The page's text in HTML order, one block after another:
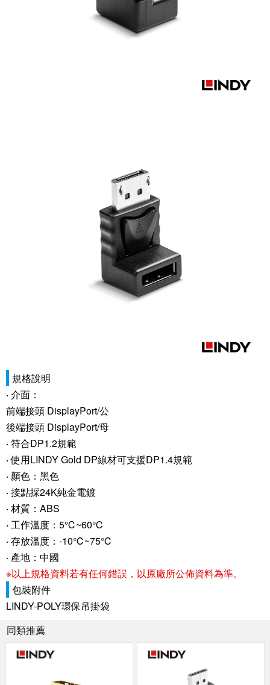
規格說明
‧ 介面：
前端接頭 DisplayPort/公
後端接頭 DisplayPort/母
‧ 符合DP1.2規範
‧ 使用LINDY Gold DP線材可支援DP1.4規範
‧ 顏色：黑色
‧ 接點採24K純金電鍍
‧ 材質：ABS
‧ 工作溫度：5℃~60℃
‧ 存放溫度：-10℃~75℃
‧ 產地：中國
※以上規格資料若有任何錯誤，以原廠所公佈資料為準。
包裝附件
LINDY-POLY環保吊掛袋
同類推薦